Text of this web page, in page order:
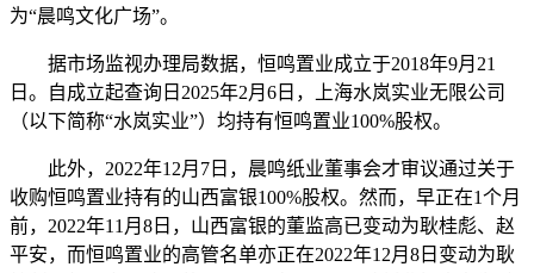
为“晨鸣文化广场”。
据市场监视办理局数据，恒鸣置业成立于2018年9月21
日。自成立起查询日2025年2月6日，上海水岚实业无限公司
（以下简称“水岚实业”）均持有恒鸣置业100%股权。
此外，2022年12月7日，晨鸣纸业董事会才审议通过关于
收购恒鸣置业持有的山西富银100%股权。然而，早正在1个月
前，2022年11月8日，山西富银的董监高已变动为耿桂彪、赵
平安，而恒鸣置业的高管名单亦正在2022年12月8日变动为耿